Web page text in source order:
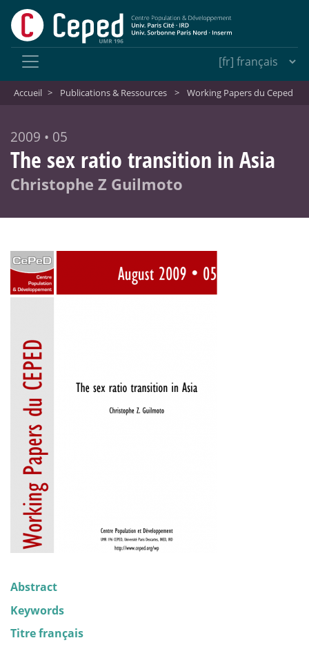
Accueil > Publications & Ressources > Working Papers du Ceped
2009 • 05
The sex ratio transition in Asia
Christophe Z Guilmoto
Abstract
Keywords
Titre français